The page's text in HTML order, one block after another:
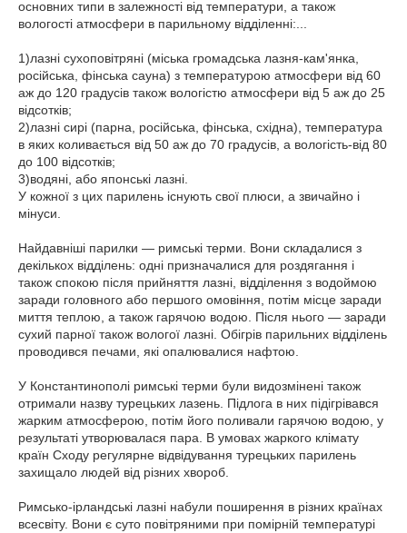
основних типи в залежності від температури, а також
вологості атмосфери в парильному відділенні:...
1)лазні сухоповітряні (міська громадська лазня-кам'янка,
російська, фінська сауна) з температурою атмосфери від 60
аж до 120 градусів також вологістю атмосфери від 5 аж до 25
відсотків;
2)лазні сирі (парна, російська, фінська, східна), температура
в яких коливається від 50 аж до 70 градусів, а вологість-від 80
до 100 відсотків;
3)водяні, або японські лазні.
У кожної з цих парилень існують свої плюси, а звичайно і
мінуси.
Найдавніші парилки — римські терми. Вони складалися з
декількох відділень: одні призначалися для роздягання і
також спокою після прийняття лазні, відділення з водоймою
заради головного або першого омовіння, потім місце заради
миття теплою, а також гарячою водою. Після нього — заради
сухий парної також вологої лазні. Обігрів парильних відділень
проводився печами, які опалювалися нафтою.
У Константинополі римські терми були видозмінені також
отримали назву турецьких лазень. Підлога в них підігрівався
жарким атмосферою, потім його поливали гарячою водою, у
результаті утворювалася пара. В умовах жаркого клімату
країн Сходу регулярне відвідування турецьких парилень
захищало людей від різних хвороб.
Римсько-ірландські лазні набули поширення в різних країнах
всесвіту. Вони є суто повітряними при помірній температурі